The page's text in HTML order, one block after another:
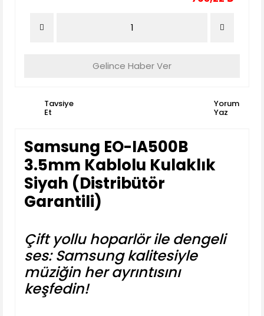
Gelince Haber Ver
Tavsiye
Et
Yorum
Yaz
Samsung EO-IA500B
3.5mm Kablolu Kulaklık
Siyah (Distribütör
Garantili)
Çift yollu hoparlör ile dengeli
ses: Samsung kalitesiyle
müziğin her ayrıntısını
keşfedin!